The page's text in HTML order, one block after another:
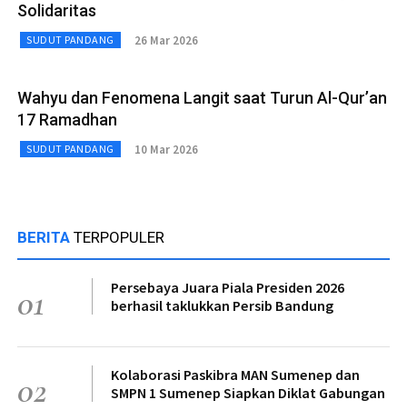
Solidaritas
SUDUT PANDANG 26 Mar 2026
Wahyu dan Fenomena Langit saat Turun Al-Qur’an
17 Ramadhan
SUDUT PANDANG 10 Mar 2026
BERITA TERPOPULER
01
Persebaya Juara Piala Presiden 2026
berhasil taklukkan Persib Bandung
02
Kolaborasi Paskibra MAN Sumenep dan
SMPN 1 Sumenep Siapkan Diklat Gabungan